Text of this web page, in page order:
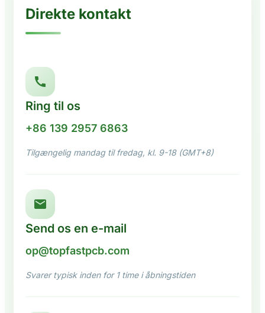
Direkte kontakt
Ring til os
+86 139 2957 6863
Tilgængelig mandag til fredag, kl. 9-18 (GMT+8)
Send os en e-mail
op@topfastpcb.com
Svarer typisk inden for 1 time i åbningstiden